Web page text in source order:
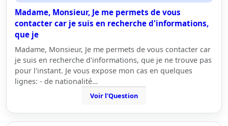
Madame, Monsieur, Je me permets de vous
contacter car je suis en recherche d'informations,
que je
Madame, Monsieur, Je me permets de vous contacter car
je suis en recherche d'informations, que je ne trouve pas
pour l'instant. Je vous expose mon cas en quelques
lignes: - de nationalité…
Voir l'Question